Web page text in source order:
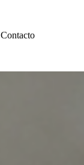
Contacto